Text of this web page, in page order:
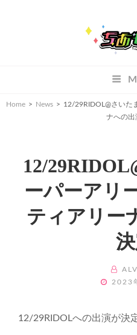
Home > News > 12/29RIDOL@さいた
ナへの出
12/
ーパーアリ
ティアリー
BY
POSTED
2023
12/29RIDOLへの出演が決